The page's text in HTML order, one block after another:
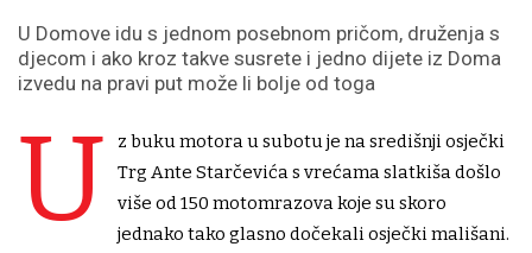
U Domove idu s jednom posebnom pričom, druženja s
djecom i ako kroz takve susrete i jedno dijete iz Doma
izvedu na pravi put može li bolje od toga
U
z buku motora u subotu je na središnji osječki
Trg Ante Starčevića s vrećama slatkiša došlo
više od 150 motomrazova koje su skoro
jednako tako glasno dočekali osječki mališani.